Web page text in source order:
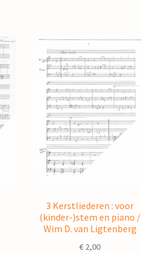
3 Kerstliederen : voor
(kinder-)stem en piano /
Wim D. van Ligtenberg
€ 2,00